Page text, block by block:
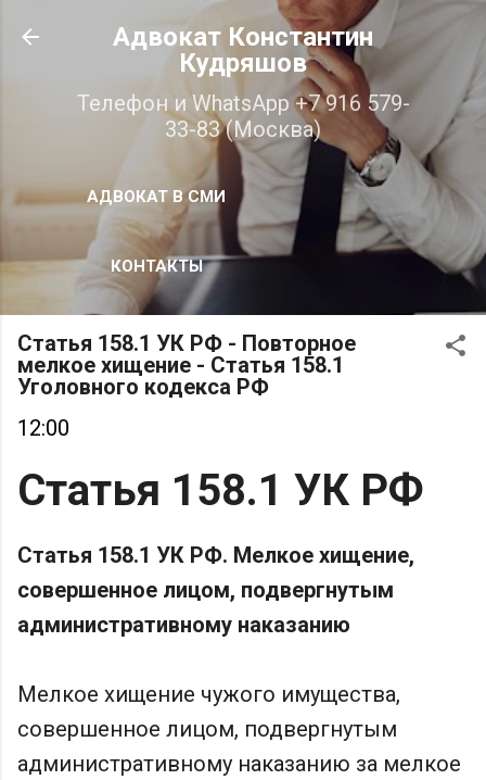
К основному контенту
Адвокат Константин
Кудряшов
Телефон и WhatsApp +7 916 579-
33-83 (Москва)
АДВОКАТ В СМИ
КОНТАКТЫ
Статья 158.1 УК РФ - Повторное
мелкое хищение - Статья 158.1
Уголовного кодекса РФ
12:00
Статья 158.1 УК РФ
Статья 158.1 УК РФ. Мелкое хищение,
совершенное лицом, подвергнутым
административному наказанию
Мелкое хищение чужого имущества,
совершенное лицом, подвергнутым
административному наказанию за мелкое